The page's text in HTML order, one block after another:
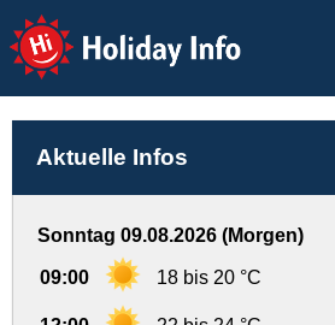
Holiday Info
Aktuelle Infos
Sonntag 09.08.2026 (Morgen)
09:00 18 bis 20 °C